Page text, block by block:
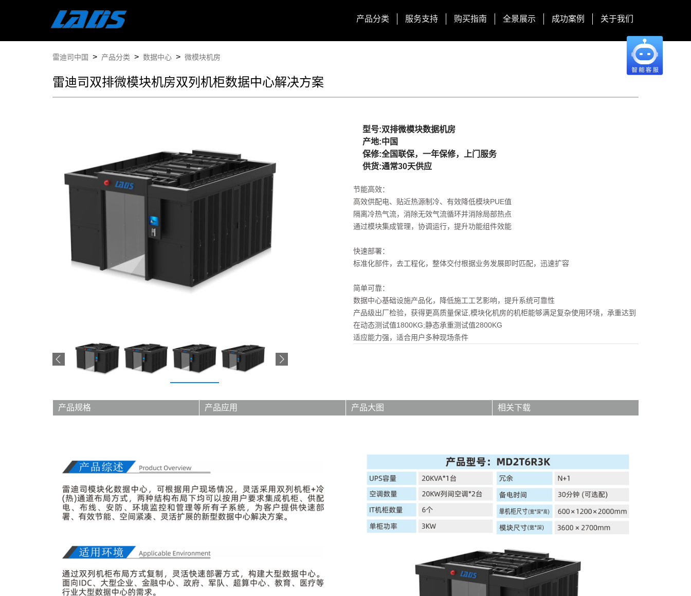
产品分类 服务支持 购买指南 全景展示 成功案例 关于我们
雷迪司中国 > 产品分类 > 数据中心 > 微模块机房
雷迪司双排微模块机房双列机柜数据中心解决方案
型号:双排微模块数据机房
产地:中国
保修:全国联保，一年保修，上门服务
供货:通常30天供应
节能高效：
高效供配电、贴近热源制冷、有效降低模块PUE值
隔离冷热气流，消除无效气流循环并消除局部热点
通过模块集成管理，协调运行，提升功能组件效能
快速部署：
标准化部件，去工程化，整体交付根据业务发展即时匹配，迅速扩容
简单可靠：
数据中心基础设施产品化，降低施工工艺影响，提升系统可靠性
产品级出厂检验，获得更高质量保证,模块化机房的机柜能够满足复杂使用环境，承重达到
在动态测试值1800KG;静态承重测试值2800KG
适应能力强，适合用户多种现场条件
产品规格 产品应用 产品大图 相关下载